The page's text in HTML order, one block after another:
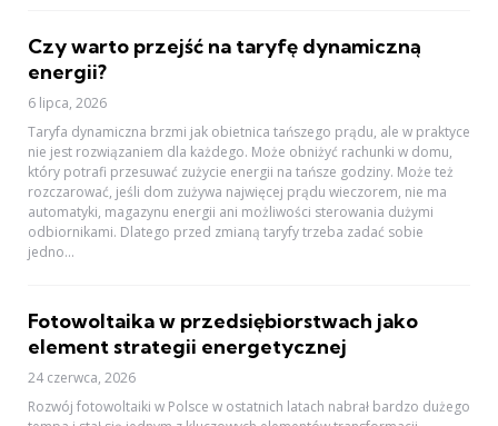
Czy warto przejść na taryfę dynamiczną
energii?
6 lipca, 2026
Taryfa dynamiczna brzmi jak obietnica tańszego prądu, ale w praktyce
nie jest rozwiązaniem dla każdego. Może obniżyć rachunki w domu,
który potrafi przesuwać zużycie energii na tańsze godziny. Może też
rozczarować, jeśli dom zużywa najwięcej prądu wieczorem, nie ma
automatyki, magazynu energii ani możliwości sterowania dużymi
odbiornikami. Dlatego przed zmianą taryfy trzeba zadać sobie
jedno...
Fotowoltaika w przedsiębiorstwach jako
element strategii energetycznej
24 czerwca, 2026
Rozwój fotowoltaiki w Polsce w ostatnich latach nabrał bardzo dużego